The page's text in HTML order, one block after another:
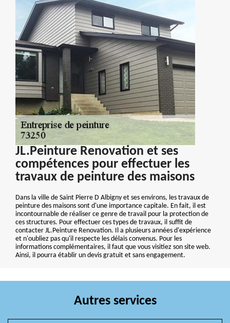
JL.Peinture Renovation et ses
compétences pour effectuer les
travaux de peinture des maisons
Dans la ville de Saint Pierre D Albigny et ses environs, les travaux de
peinture des maisons sont d'une importance capitale. En fait, il est
incontournable de réaliser ce genre de travail pour la protection de
ces structures. Pour effectuer ces types de travaux, il suffit de
contacter JL.Peinture Renovation. Il a plusieurs années d'expérience
et n'oubliez pas qu'il respecte les délais convenus. Pour les
informations complémentaires, il faut que vous visitiez son site web.
Ainsi, il pourra établir un devis gratuit et sans engagement.
Autres services